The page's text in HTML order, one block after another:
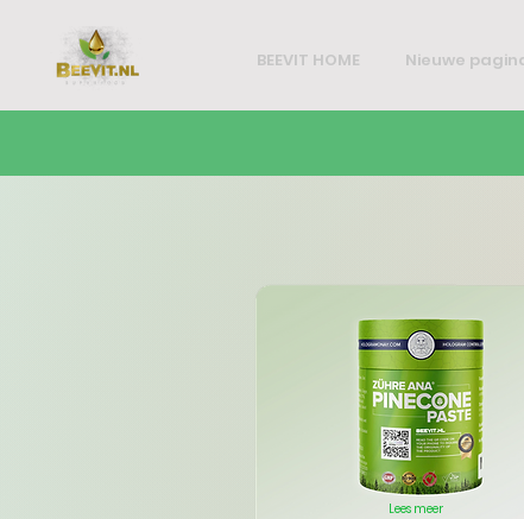
BEEVIT HOME Nieuwe
Lees meer